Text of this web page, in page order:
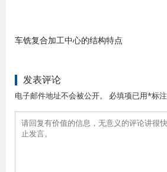
车铣复合加工中心的结构特点
发表评论
电子邮件地址不会被公开。 必填项已用*标注